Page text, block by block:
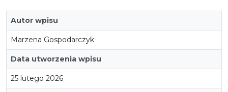
Autor wpisu
Marzena Gospodarczyk
Data utworzenia wpisu
25 lutego 2026